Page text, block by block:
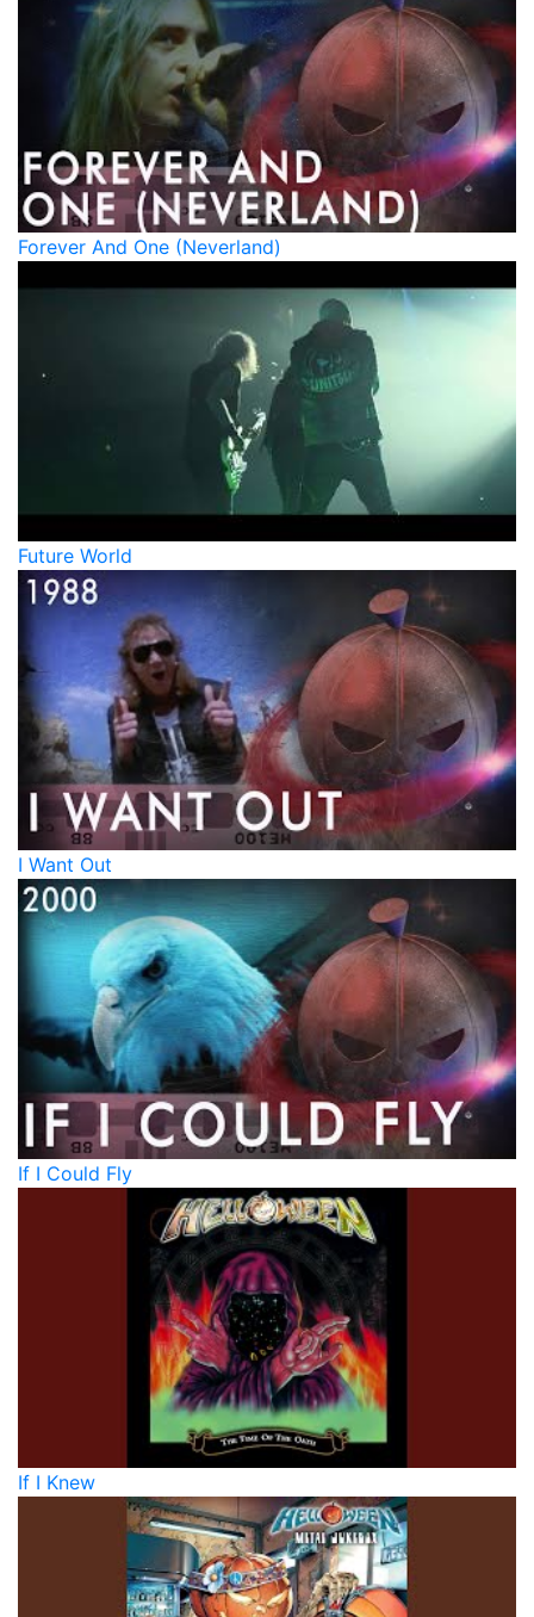
Forever And One (Neverland)
Future World
I Want Out
If I Could Fly
If I Knew